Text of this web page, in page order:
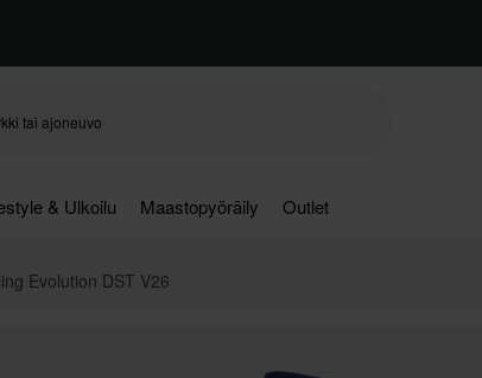
& Ulkoilu Maastopyöräily Outlet
Evolution DST V26